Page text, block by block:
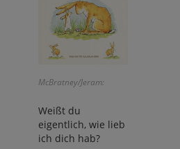
McBratney/Jeram:
Weißt du
eigentlich, wie lieb
ich dich hab?